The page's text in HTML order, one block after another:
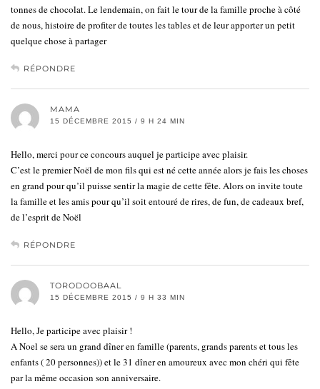
tonnes de chocolat. Le lendemain, on fait le tour de la famille proche à côté
de nous, histoire de profiter de toutes les tables et de leur apporter un petit
quelque chose à partager
RÉPONDRE
MAMA
15 DÉCEMBRE 2015 / 9 H 24 MIN
Hello, merci pour ce concours auquel je participe avec plaisir.
C’est le premier Noël de mon fils qui est né cette année alors je fais les choses
en grand pour qu’il puisse sentir la magie de cette fête. Alors on invite toute
la famille et les amis pour qu’il soit entouré de rires, de fun, de cadeaux bref,
de l’esprit de Noël
RÉPONDRE
TORODOOBAAL
15 DÉCEMBRE 2015 / 9 H 33 MIN
Hello, Je participe avec plaisir !
A Noel se sera un grand dîner en famille (parents, grands parents et tous les
enfants ( 20 personnes)) et le 31 dîner en amoureux avec mon chéri qui fête
par la même occasion son anniversaire.